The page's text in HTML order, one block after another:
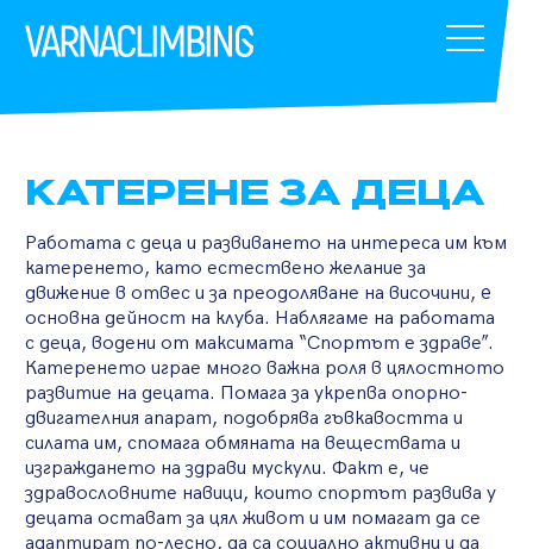
КАТЕРЕНЕ ЗА ДЕЦА
Работата с деца и развиването на интереса им към
катеренето, като естествено желание за
движение в отвес и за преодоляване на височини, e
основна дейност на клуба. Наблягаме на работата
с деца, водени от максимата “Спортът е здраве”.
Катеренето играе много важна роля в цялостното
развитие на децата. Помага за укрепва опорно-
двигателния апарат, подобрява гъвкавостта и
силата им, спомага обмяната на веществата и
изграждането на здрави мускули. Факт е, че
здравословните навици, които спортът развива у
децата остават за цял живот и им помагат да се
адаптират по-лесно, да са социално активни и да